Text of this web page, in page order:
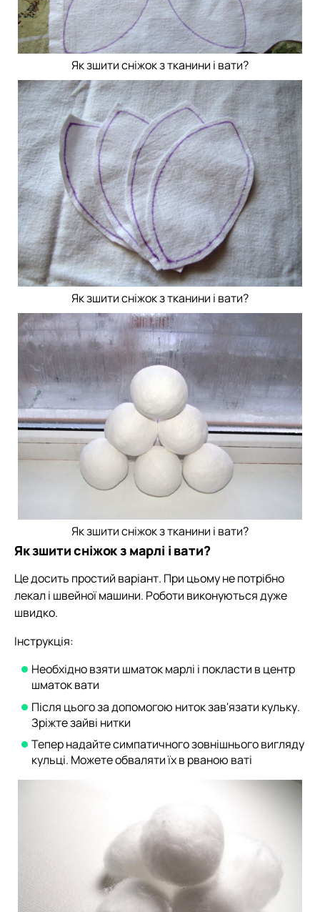
Як зшити сніжок з тканини і вати?
Як зшити сніжок з тканини і вати?
Як зшити сніжок з тканини і вати?
Як зшити сніжок з марлі і вати?
Це досить простий варіант. При цьому не потрібно
лекал і швейної машини. Роботи виконуються дуже
швидко.
Інструкція:
Необхідно взяти шматок марлі і покласти в центр
шматок вати
Після цього за допомогою ниток зав'язати кульку.
Зріжте зайві нитки
Тепер надайте симпатичного зовнішнього вигляду
кульці. Можете обваляти їх в рваною ваті